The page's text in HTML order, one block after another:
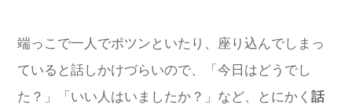
端っこで一人でポツンといたり、座り込んでしまっ
ていると話しかけづらいので、「今日はどうでし
た？」「いい人はいましたか？」など、とにかく 話